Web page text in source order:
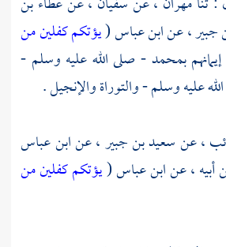
، عنابن عباس(يؤتكم كفلين من
بمحمد- صلى الله عليه وسلم -
عليه وسلم - والتوراة والإنجيل .
، عنسعيد بن جبير، عنابن عباس
أبيه ، عنابن عباس(يؤتكم كفلين من